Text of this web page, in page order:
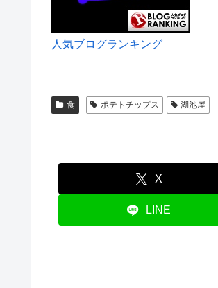
人気ブログランキング
食 ポテトチップス 湖池屋
X
LINE